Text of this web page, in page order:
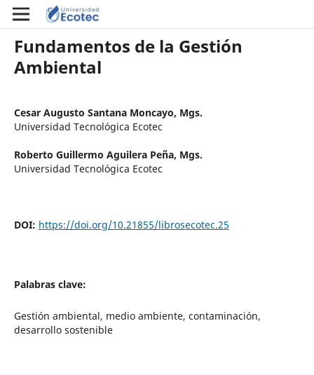
Fundamentos de la Gestión
Ambiental
Cesar Augusto Santana Moncayo, Mgs.
Universidad Tecnológica Ecotec
Roberto Guillermo Aguilera Peña, Mgs.
Universidad Tecnológica Ecotec
DOI: https://doi.org/10.21855/librosecotec.25
Palabras clave:
Gestión ambiental, medio ambiente, contaminación,
desarrollo sostenible